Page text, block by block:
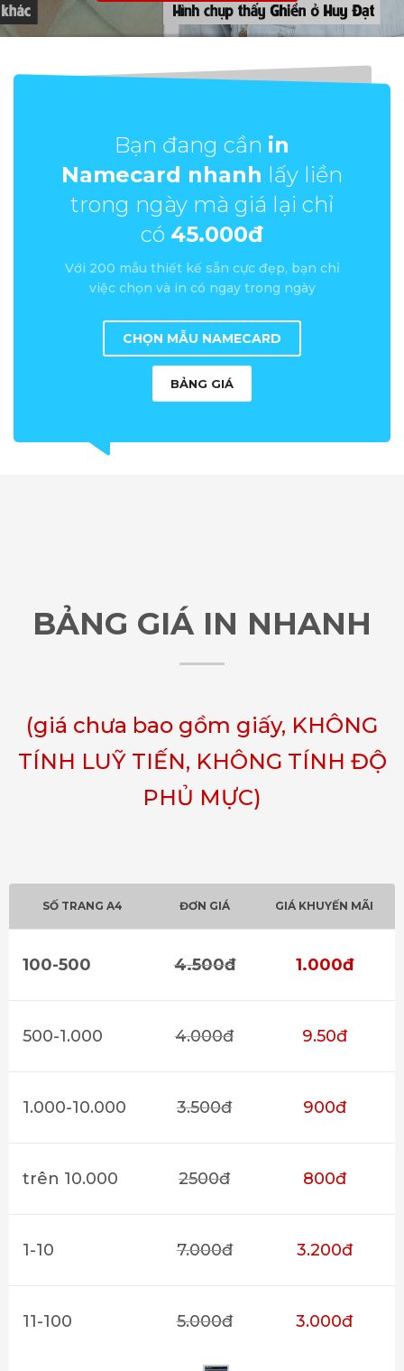
Bạn đang cần in
Namecard nhanh lấy liền
trong ngày mà giá lại chỉ
có 45.000đ
Với 200 mẫu thiết kế sẵn cực đẹp, bạn chỉ
việc chọn và in có ngay trong ngày
CHỌN MẪU NAMECARD
BẢNG GIÁ
BẢNG GIÁ IN NHANH
(giá chưa bao gồm giấy, KHÔNG
TÍNH LUỸ TIẾN, KHÔNG TÍNH ĐỘ
PHỦ MỰC)
SỐ TRANG A4 ĐƠN GIÁ GIÁ KHUYẾN MÃI
100-500 4.500đ 1.000đ
500-1.000 4.000đ 9.50đ
1.000-10.000 3.500đ 900đ
trên 10.000 2500đ 800đ
1-10 7.000đ 3.200đ
11-100 5.000đ 3.000đ